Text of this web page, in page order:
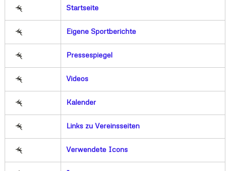
Startseite
Eigene Sportberichte
Pressespiegel
Videos
Kalender
Links zu Vereinsseiten
Verwendete Icons